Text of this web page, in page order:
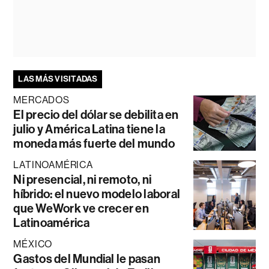
LAS MÁS VISITADAS
MERCADOS
El precio del dólar se debilita en
julio y América Latina tiene la
moneda más fuerte del mundo
LATINOAMÉRICA
Ni presencial, ni remoto, ni
híbrido: el nuevo modelo laboral
que WeWork ve crecer en
Latinoamérica
MÉXICO
Gastos del Mundial le pasan